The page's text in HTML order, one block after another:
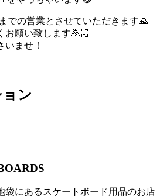
での営業とさせていただきます🙏
お願い致します🙇🏻
いませ！
ン
袋にあるスケートボード用品のお店